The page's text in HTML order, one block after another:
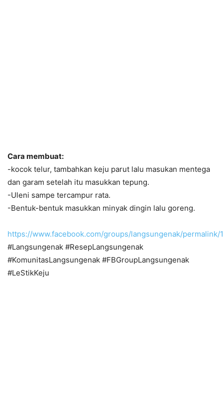
Cara membuat:
-kocok telur, tambahkan keju parut lalu masukan mentega
dan garam setelah itu masukkan tepung.
-Uleni sampe tercampur rata.
-Bentuk-bentuk masukkan minyak dingin lalu goreng.
https://www.facebook.com/groups/langsungenak/permalink/
#Langsungenak #ResepLangsungenak
#KomunitasLangsungenak #FBGroupLangsungenak
#LeStikKeju